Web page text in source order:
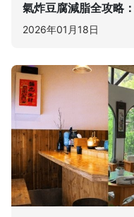
氣炸豆腐減脂全攻略
2026年01月18日